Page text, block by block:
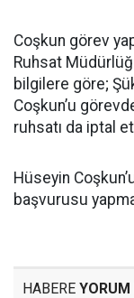
Coşkun görev
Ruhsat
bilgilere göre;
Coşkun’u
ruhsatı da iptal
Hüseyin
başvurusu
HABERE YORUM